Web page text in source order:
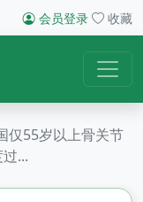
会员登录 收藏
仅55岁以上骨关节
...